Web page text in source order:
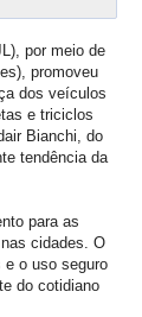
por meio de
promoveu
dos veículos
e triciclos
Bianchi, do
tendência da
para as
cidades. O
e o uso seguro
do cotidiano